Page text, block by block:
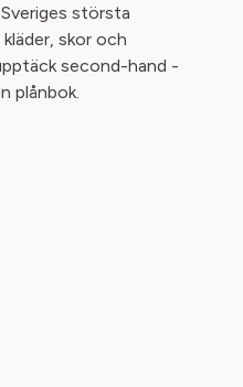
största
skor och
second-hand -
plånbok.